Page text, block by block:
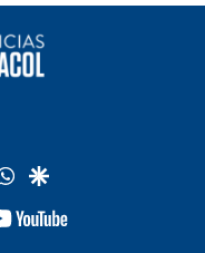
whatsapp
google
youtube-